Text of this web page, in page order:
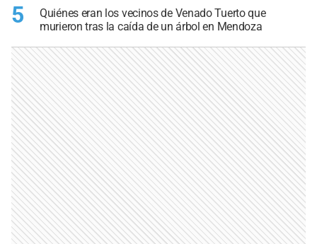
5
Quiénes eran los vecinos de Venado Tuerto que
murieron tras la caída de un árbol en Mendoza